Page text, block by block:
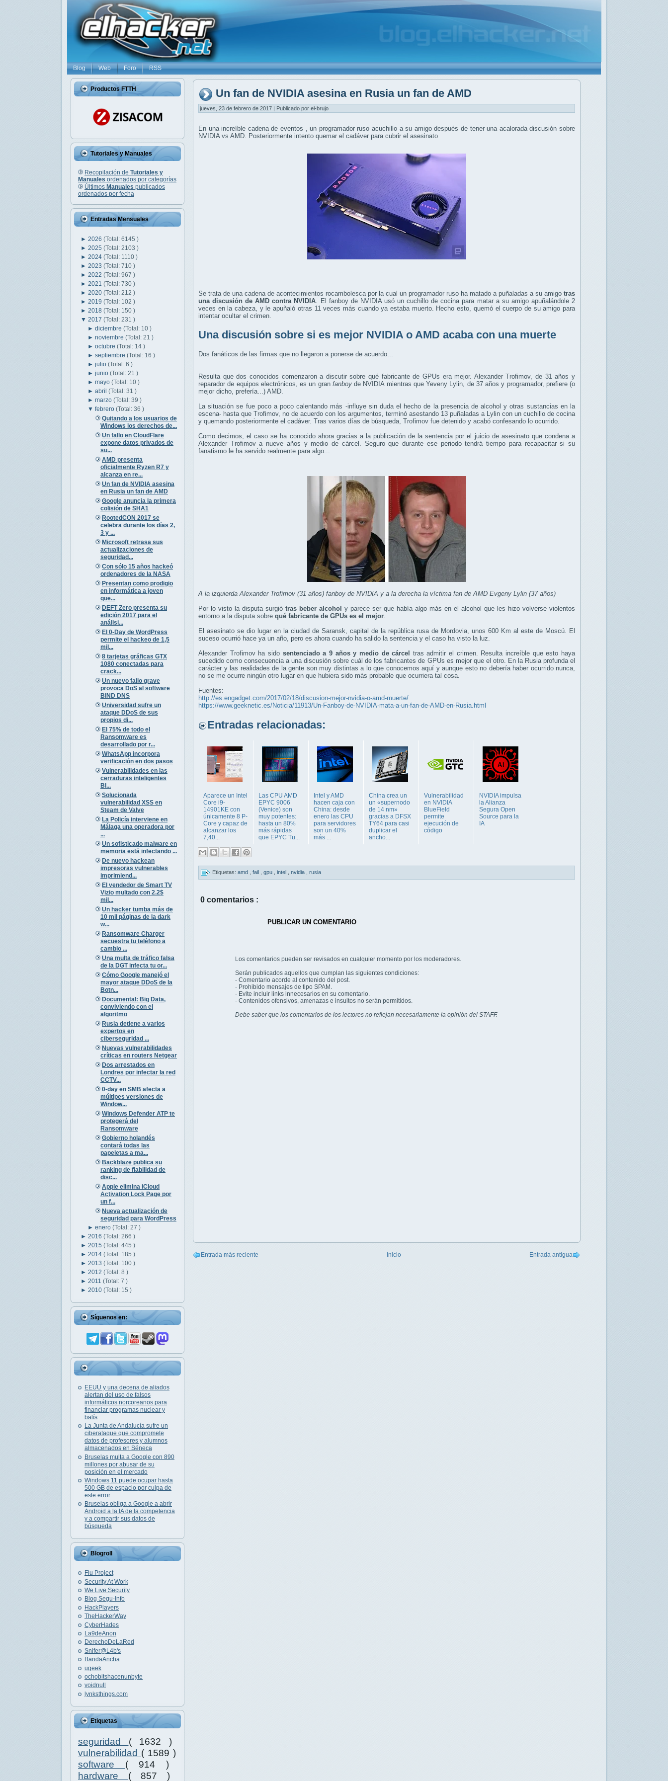
Blog Web Foro RSS
Productos FTTH
Tutoriales y Manuales
Recopilación de Tutoriales y
Manuales ordenados por categorías
Últimos Manuales publicados
ordenados por fecha
Entradas Mensuales
► 2026 (Total: 6145 )
► 2025 (Total: 2103 )
► 2024 (Total: 1110 )
► 2023 (Total: 710 )
► 2022 (Total: 967 )
► 2021 (Total: 730 )
► 2020 (Total: 212 )
► 2019 (Total: 102 )
► 2018 (Total: 150 )
▼ 2017 (Total: 231 )
►diciembre(Total: 10 )
►noviembre(Total: 21 )
►octubre(Total: 14 )
►septiembre(Total: 16 )
►julio(Total: 6 )
►junio(Total: 21 )
►mayo(Total: 10 )
►abril(Total: 31 )
►marzo(Total: 39 )
▼febrero(Total: 36 )
Quitando a los usuarios de
Windows los derechos de...
Un fallo en CloudFlare
expone datos privados de
su...
AMD presenta
oficialmente Ryzen R7 y
alcanza en re...
Un fan de NVIDIA asesina
en Rusia un fan de AMD
Google anuncia la primera
colisión de SHA1
RootedCON 2017 se
celebra durante los días 2,
3 y ...
Microsoft retrasa sus
actualizaciones de
seguridad...
Con sólo 15 años hackeó
ordenadores de la NASA
Presentan como prodigio
en informática a joven
que...
DEFT Zero presenta su
edición 2017 para el
análisi...
El 0-Day de WordPress
permite el hackeo de 1,5
mil...
8 tarjetas gráficas GTX
1080 conectadas para
crack...
Un nuevo fallo grave
provoca DoS al software
BIND DNS
Universidad sufre un
ataque DDoS de sus
propios di...
El 75% de todo el
Ransomware es
desarrollado por r...
WhatsApp incorpora
verificación en dos pasos
Vulnerabilidades en las
cerraduras inteligentes
Bl...
Solucionada
vulnerabilidad XSS en
Steam de Valve
La Policía interviene en
Málaga una operadora por
...
Un sofisticado malware en
memoria está infectando ...
De nuevo hackean
impresoras vulnerables
imprimiend...
El vendedor de Smart TV
Vizio multado con 2.2$
mil...
Un hacker tumba más de
10 mil páginas de la dark
w...
Ransomware Charger
secuestra tu teléfono a
cambio ...
Una multa de tráfico falsa
de la DGT infecta tu or...
Cómo Google manejó el
mayor ataque DDoS de la
Botn...
Documental: Big Data,
conviviendo con el
algoritmo
Rusia detiene a varios
expertos en
ciberseguridad ...
Nuevas vulnerabilidades
críticas en routers Netgear
Dos arrestados en
Londres por infectar la red
CCTV...
0-day en SMB afecta a
múltipes versiones de
Window...
Windows Defender ATP te
protegerá del
Ransomware
Gobierno holandés
contará todas las
papeletas a ma...
Backblaze publica su
ranking de fiabilidad de
disc...
Apple elimina iCloud
Activation Lock Page por
un f...
Nueva actualización de
seguridad para WordPress
►enero(Total: 27 )
► 2016 (Total: 266 )
► 2015 (Total: 445 )
► 2014 (Total: 185 )
► 2013 (Total: 100 )
► 2012 (Total: 8 )
► 2011 (Total: 7 )
► 2010 (Total: 15 )
Síguenos en:
EEUU y una decena de aliados
alertan del uso de falsos
informáticos norcoreanos para
financiar programas nuclear y
balís
La Junta de Andalucía sufre un
ciberataque que compromete
datos de profesores y alumnos
almacenados en Séneca
Bruselas multa a Google con 890
millones por abusar de su
posición en el mercado
Windows 11 puede ocupar hasta
500 GB de espacio por culpa de
este error
Bruselas obliga a Google a abrir
Android a la IA de la competencia
y a compartir sus datos de
búsqueda
Blogroll
Flu Project
Security At Work
We Live Security
Blog Segu-Info
HackPlayers
TheHackerWay
CyberHades
La9deAnon
DerechoDeLaRed
Snifer@L4b's
BandaAncha
ugeek
ochobitshacenunbyte
voidnull
lynksthings.com
Etiquetas
seguridad ( 1632 )
vulnerabilidad ( 1589 )
software ( 914 )
hardware ( 857 )
Un fan de NVIDIA asesina en Rusia un fan de AMD
jueves, 23 de febrero de 2017 | Publicado por el-brujo
En una increíble cadena de eventos , un programador ruso acuchillo a su amigo después de tener una acalorada discusión sobre
NVIDIA vs AMD. Posteriormente intento quemar el cadáver para cubrir el asesinato
Se trata de una cadena de acontecimientos rocambolesca por la cual un programador ruso ha matado a puñaladas a su amigo tras
una discusión de AMD contra NVIDIA . El fanboy de NVIDIA usó un cuchillo de cocina para matar a su amigo apuñalándole 2
veces en la cabeza, y le apuñaló otras 11 veces más cuando ya estaba muerto. Hecho esto, quemó el cuerpo de su amigo para
intentar ocultar el crimen.
Una discusión sobre si es mejor NVIDIA o AMD acaba con una muerte
Dos fanáticos de las firmas que no llegaron a ponerse de acuerdo...
Resulta que dos conocidos comenzaron a discutir sobre qué fabricante de GPUs era mejor. Alexander Trofimov, de 31 años y
reparador de equipos electrónicos, es un gran fanboyde NVIDIA mientras que Yeveny Lylin, de 37 años y programador, prefiere (o
mejor dicho, prefería...) AMD.
La situación se fue poco a poco calentando más -influye sin duda el hecho de la presencia de alcohol y otras sustancias en la
escena- hasta que Trofimov, no de acuerdo con los argumentos, terminó asestando 13 puñaladas a Lylin con un cuchillo de cocina
y quemando posteriormente el cadáver. Tras varios días de búsqueda, Trofimov fue detenido y acabó confesando lo ocurrido.
Como decimos, el caso se ha conocido ahora gracias a la publicación de la sentencia por el juicio de asesinato que condena a
Alexander Trofimov a nueve años y medio de cárcel. Seguro que durante ese periodo tendrá tiempo para recapacitar si su
fanatismo le ha servido realmente para algo...
A la izquierda Alexander Trofimov (31 años) fanboy de NVIDIA y a la derecha la víctima fan de AMD Evgeny Lylin (37 años)
Por lo visto la disputa surgió tras beber alcohol y parece ser que había algo más en el alcohol que les hizo volverse violentos
entorno a la disputa sobre qué fabricante de GPUs es el mejor.
El asesinato se dio lugar en la ciudad de Saransk, capital de la república rusa de Mordovia, unos 600 Km al este de Moscú. El
suceso ocurrió hace ya un año, pero es ahora cuando ha salido la sentencia y el caso ha visto la luz.
Alexander Trofimov ha sido sentenciado a 9 años y medio de cárcel
tras admitir el crimen. Resulta increíble que esto haya
sucedido como consecuencia a una discusión sobre cuál de los fabricantes de GPUs es mejor que el otro. En la Rusia profunda el
carácter y las realidades de la gente son muy distintas a lo que conocemos aquí y aunque esto no debería haber ocurrido nunca,
no se me ocurre ningún otro lugar en que hubiera sido más probable que ocurriera tal cosa.
Fuentes:
http://es.engadget.com/2017/02/18/discusion-mejor-nvidia-o-amd-muerte/
https://www.geeknetic.es/Noticia/11913/Un-Fanboy-de-NVIDIA-mata-a-un-fan-de-AMD-en-Rusia.html
Entradas relacionadas:
Aparece un Intel
Core i9-
14901KE con
únicamente 8 P-
Core y capaz de
alcanzar los
7,40...
Las CPU AMD
EPYC 9006
(Venice) son
muy potentes:
hasta un 80%
más rápidas
que EPYC Tu...
Intel y AMD
hacen caja con
China: desde
enero las CPU
para servidores
son un 40%
más ...
China crea un
un «supernodo
de 14 nm»
gracias a DFSX
TY64 para casi
duplicar el
ancho...
Vulnerabilidad
en NVIDIA
BlueField
permite
ejecución de
código
NVIDIA impulsa
la Alianza
Segura Open
Source para la
IA
Etiquetas: amd fail gpu intel nvidia rusia
0 comentarios :
PUBLICAR UN COMENTARIO
Los comentarios pueden ser revisados en cualquier momento por los moderadores.
Serán publicados aquellos que cumplan las siguientes condiciones:
- Comentario acorde al contenido del post.
- Prohibido mensajes de tipo SPAM.
- Evite incluir links innecesarios en su comentario.
- Contenidos ofensivos, amenazas e insultos no serán permitidos.
Debe saber que los comentarios de los lectores no reflejan necesariamente la opinión del STAFF.
Entrada más reciente Entrada antigua
Inicio